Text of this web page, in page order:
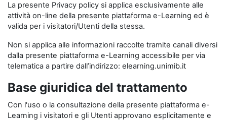
La presente Privacy policy si applica esclusivamente alle
attività on-line della presente piattaforma e-Learning ed è
valida per i visitatori/Utenti della stessa.
Non si applica alle informazioni raccolte tramite canali diversi
dalla presente piattaforma e-Learning accessibile per via
telematica a partire dall’indirizzo: elearning.unimib.it
Base giuridica del trattamento
Con l'uso o la consultazione della presente piattaforma e-
Learning i visitatori e gli Utenti approvano esplicitamente e